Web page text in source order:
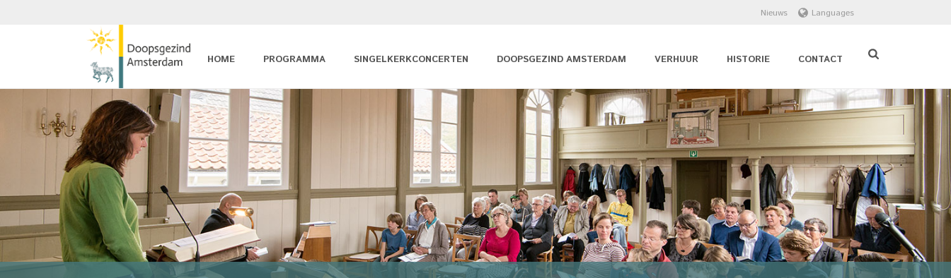
Nieuws Languages
HOME PROGRAMMA SINGELKERKCONCERTEN DOOPSGEZIND AMSTERDAM VERHUUR HISTORIE CONTACT